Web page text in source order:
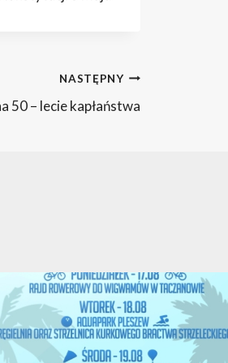
NASTĘPNY
50 – lecie kapłaństwa